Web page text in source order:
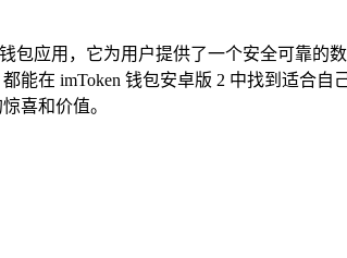
包应用，它为用户提供了一个安全可靠
在 imToken 钱包安卓版 2 中找到适合
喜和价值。